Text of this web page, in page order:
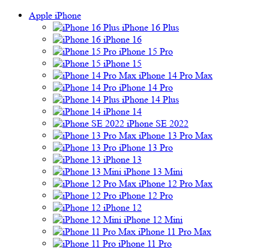
Apple iPhone
iPhone 16 Plus
iPhone 16
iPhone 15 Pro
iPhone 15
iPhone 14 Pro Max
iPhone 14 Pro
iPhone 14 Plus
iPhone 14
iPhone SE 2022
iPhone 13 Pro Max
iPhone 13 Pro
iPhone 13
iPhone 13 Mini
iPhone 12 Pro Max
iPhone 12 Pro
iPhone 12
iPhone 12 Mini
iPhone 11 Pro Max
iPhone 11 Pro